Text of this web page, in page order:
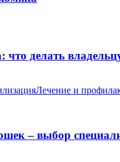
что делать
Лечение и
– выбор